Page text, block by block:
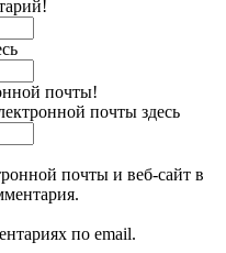
почты!
почты здесь
почты и веб-сайт в
по email.